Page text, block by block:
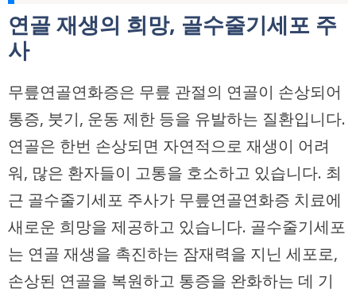
연골 재생의 희망, 골수줄기세포 주
사
무릎연골연화증은 무릎 관절의 연골이 손상되어
통증, 붓기, 운동 제한 등을 유발하는 질환입니다.
연골은 한번 손상되면 자연적으로 재생이 어려
워, 많은 환자들이 고통을 호소하고 있습니다. 최
근 골수줄기세포 주사가 무릎연골연화증 치료에
새로운 희망을 제공하고 있습니다. 골수줄기세포
는 연골 재생을 촉진하는 잠재력을 지닌 세포로,
손상된 연골을 복원하고 통증을 완화하는 데 기